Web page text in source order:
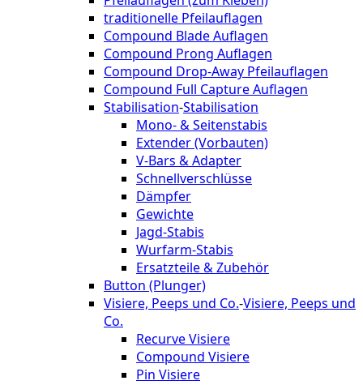
traditionelle Pfeilauflagen
Compound Blade Auflagen
Compound Prong Auflagen
Compound Drop-Away Pfeilauflagen
Compound Full Capture Auflagen
Stabilisation-Stabilisation
Mono- & Seitenstabis
Extender (Vorbauten)
V-Bars & Adapter
Schnellverschlüsse
Dämpfer
Gewichte
Jagd-Stabis
Wurfarm-Stabis
Ersatzteile & Zubehör
Button (Plunger)
Visiere, Peeps und Co.-Visiere, Peeps und
Co.
Recurve Visiere
Compound Visiere
Pin Visiere